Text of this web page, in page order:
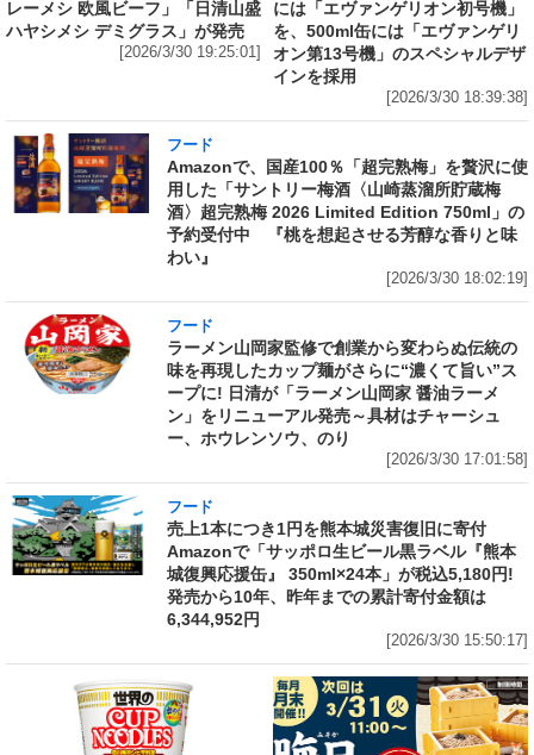
レーメシ 欧風ビーフ」「日清山盛
ハヤシメシ デミグラス」が発売
[2026/3/30 19:25:01]
には「エヴァンゲリオン初号機」
を、500ml缶には「エヴァンゲリ
オン第13号機」のスペシャルデザ
インを採用
[2026/3/30 18:39:38]
フード
Amazonで、国産100％「超完熟梅」を贅沢に使
用した「サントリー梅酒〈山崎蒸溜所貯蔵梅
酒〉超完熟梅 2026 Limited Edition 750ml」の
予約受付中 『桃を想起させる芳醇な香りと味
わい』
[2026/3/30 18:02:19]
フード
ラーメン山岡家監修で創業から変わらぬ伝統の
味を再現したカップ麺がさらに“濃くて旨い”ス
ープに! 日清が「ラーメン山岡家 醤油ラーメ
ン」をリニューアル発売～具材はチャーシュ
ー、ホウレンソウ、のり
[2026/3/30 17:01:58]
フード
売上1本につき1円を熊本城災害復旧に寄付
Amazonで「サッポロ生ビール黒ラベル『熊本
城復興応援缶』 350ml×24本」が税込5,180円!
発売から10年、昨年までの累計寄付金額は
6,344,952円
[2026/3/30 15:50:17]